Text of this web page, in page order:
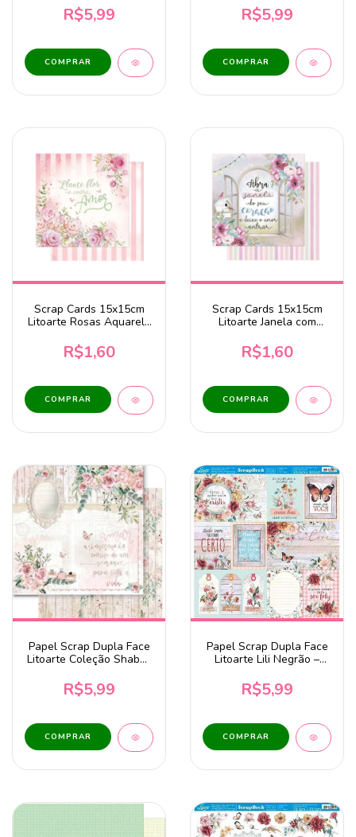
- SD1-099
R$5,99
Listrado - SD-1278
R$5,99
Scrap Cards 15x15cm
Litoarte Rosas Aquarela
R$1,60
Scrap Cards 15x15cm
Litoarte Janela com
R$1,60
Papel Scrap Dupla Face
Litoarte Coleção Shabby
1234
R$5,99
Papel Scrap Dupla Face
Litoarte Lili Negrão –
SD1-101
R$5,99